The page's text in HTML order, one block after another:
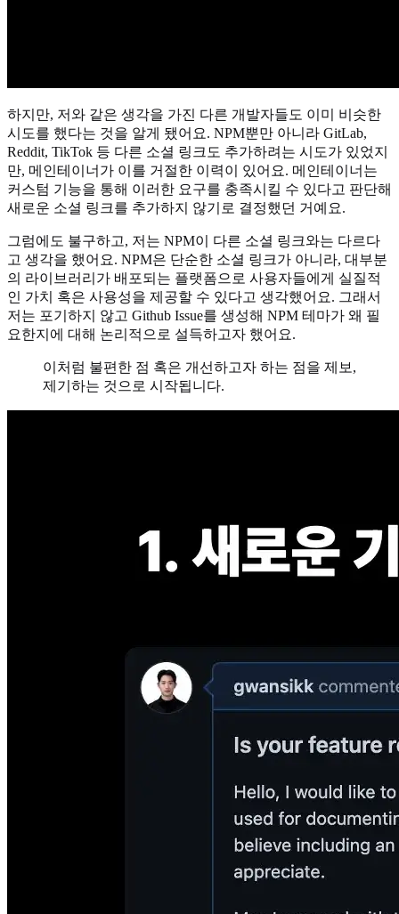
하지만, 저와 같은 생각을 가진 다른 개발자들도 이미 비슷한
시도를 했다는 것을 알게 됐어요. NPM뿐만 아니라 GitLab,
Reddit, TikTok 등 다른 소셜 링크도 추가하려는 시도가 있었지
만, 메인테이너가 이를 거절한 이력이 있어요. 메인테이너는
커스텀 기능을 통해 이러한 요구를 충족시킬 수 있다고 판단해
새로운 소셜 링크를 추가하지 않기로 결정했던 거예요.
그럼에도 불구하고, 저는 NPM이 다른 소셜 링크와는 다르다
고 생각을 했어요. NPM은 단순한 소셜 링크가 아니라, 대부분
의 라이브러리가 배포되는 플랫폼으로 사용자들에게 실질적
인 가치 혹은 사용성을 제공할 수 있다고 생각했어요. 그래서
저는 포기하지 않고 Github Issue를 생성해 NPM 테마가 왜 필
요한지에 대해 논리적으로 설득하고자 했어요.
이처럼 불편한 점 혹은 개선하고자 하는 점을 제보,
제기하는 것으로 시작됩니다.